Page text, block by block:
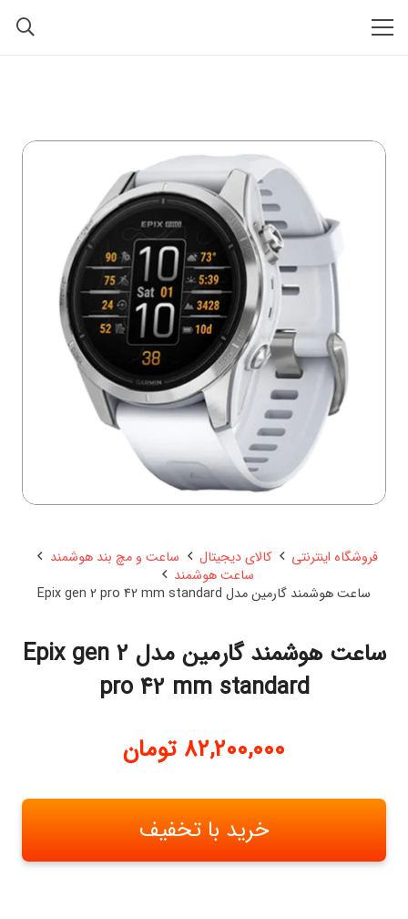
فروشگاه اینترنتی کالای دیجیتال
ساعت و مچ بند هوشمند
ساعت هوشمند
ساعت هوشمند گارمین مدل Epix gen 2 pro 42 mm standard
ساعت هوشمند گارمین مدل Epix gen 2
pro 42 mm standard
82,200,000 تومان
خرید با تخفیف